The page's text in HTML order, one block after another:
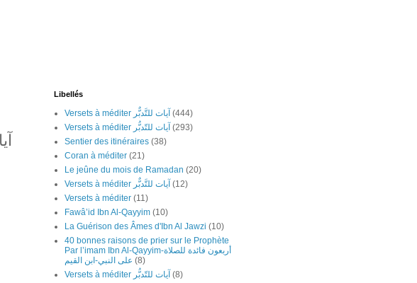
Libellés
Versets à méditer آيات للتَّدبٌّر (444)
Versets à méditer آيات للتّدبُّر (293)
Sentier des itinéraires (38)
Coran à méditer (21)
Le jeûne du mois de Ramadan (20)
Versets à méditer آيات للتَّدبٌّر (12)
Versets à méditer (11)
Fawâ’id Ibn Al-Qayyim (10)
La Guérison des Âmes d'Ibn Al Jawzi (10)
40 bonnes raisons de prier sur le Prophète
Par l’imam Ibn Al-Qayyim-أربعون فائدة للصلاة
على النبي-ابن القيم (8)
Versets à méditer آيات للتّدبُّر (8)